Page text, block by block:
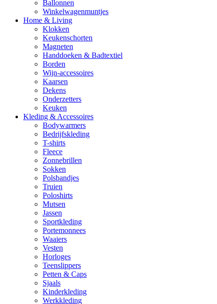
Ballonnen
Winkelwagenmuntjes
Home & Living
Klokken
Keukenschorten
Magneten
Handdoeken & Badtextiel
Borden
Wijn-accessoires
Kaarsen
Dekens
Onderzetters
Keuken
Kleding & Accessoires
Bodywarmers
Bedrijfskleding
T-shirts
Fleece
Zonnebrillen
Sokken
Polsbandjes
Truien
Poloshirts
Mutsen
Jassen
Sportkleding
Portemonnees
Waaiers
Vesten
Horloges
Teenslippers
Petten & Caps
Sjaals
Kinderkleding
Werkkleding